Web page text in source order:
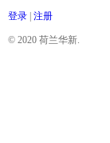
登录 注册
© 2020 荷兰华新.